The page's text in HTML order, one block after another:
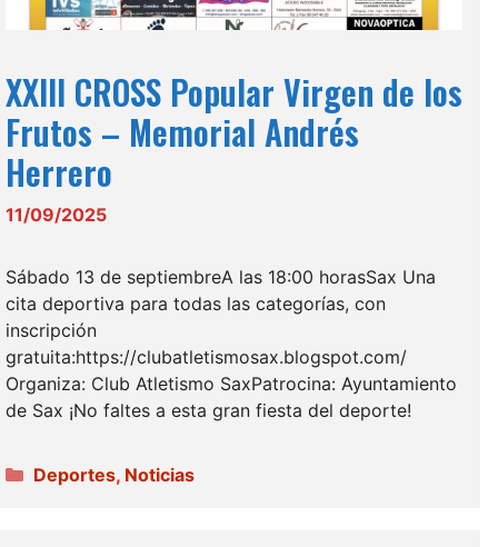
XXIII CROSS Popular Virgen de los
Frutos – Memorial Andrés
Herrero
11/09/2025
Sábado 13 de septiembreA las 18:00 horasSax Una
cita deportiva para todas las categorías, con
inscripción
gratuita:https://clubatletismosax.blogspot.com/
Organiza: Club Atletismo SaxPatrocina: Ayuntamiento
de Sax ¡No faltes a esta gran fiesta del deporte!
Categorías
Deportes, Noticias